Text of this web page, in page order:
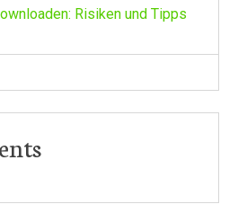
Risiken und Tipps